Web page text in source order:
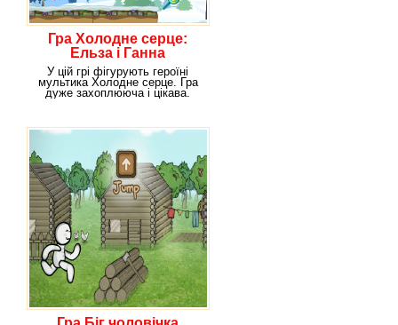
Гра Холодне серце:
Ельза і Ганна
У цій грі фігурують героїні
мультика Холодне серце. Гра
дуже захоплююча і цікава.